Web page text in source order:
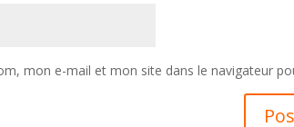
mon e-mail et mon site dans le navigateur